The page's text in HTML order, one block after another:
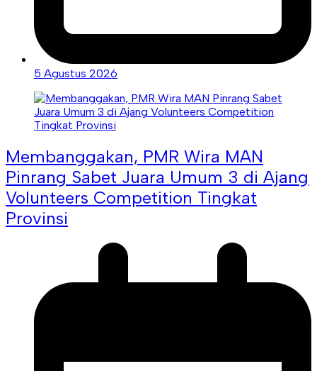
5 Agustus 2026
Membanggakan, PMR Wira MAN
Pinrang Sabet Juara Umum 3 di Ajang
Volunteers Competition Tingkat
Provinsi